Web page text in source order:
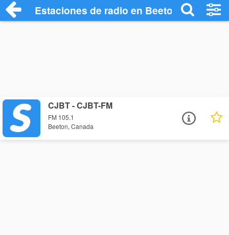
Estaciones de radio en Beeton -
CJBT - CJBT-FM
FM 105.1
Beeton, Canada